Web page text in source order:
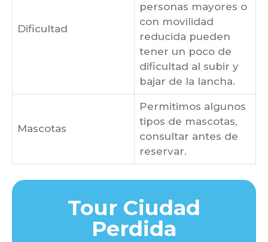
Dificultad
personas mayores o
con movilidad
reducida pueden
tener un poco de
dificultad al subir y
bajar de la lancha.
Mascotas
Permitimos algunos
tipos de mascotas,
consultar antes de
reservar.
Tour Ciudad
Perdida